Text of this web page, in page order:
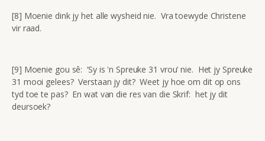
[8] Moenie dink jy het alle wysheid nie. Vra toewyde Christene
vir raad.
[9] Moenie gou sê: ‘Sy is 'n Spreuke 31 vrou’ nie. Het jy Spreuke
31 mooi gelees? Verstaan jy dit? Weet jy hoe om dit op ons
tyd toe te pas? En wat van die res van die Skrif: het jy dit
deursoek?